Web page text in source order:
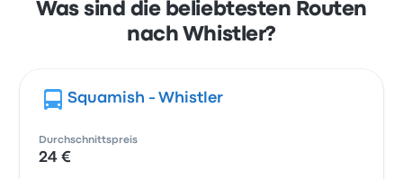
Was sind die beliebtesten Routen
nach Whistler?
Squamish - Whistler
Durchschnittspreis
24 €